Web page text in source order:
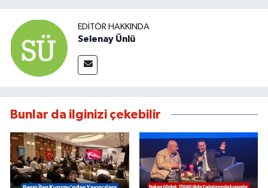
EDITÖR HAKKINDA
Selenay Ünlü
Bunlar da ilginizi çekebilir